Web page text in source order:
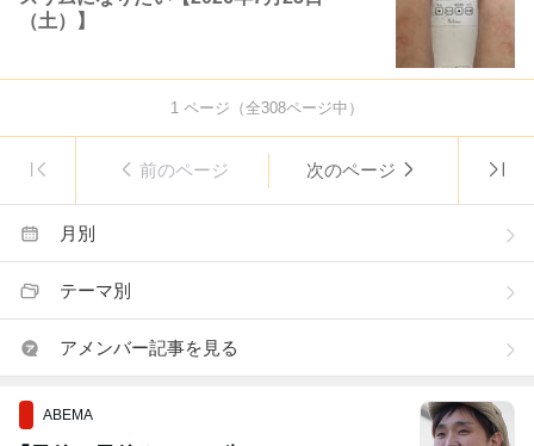
（土）】
1 ページ（全308ページ中）
前のページ 次のページ
月別
テーマ別
アメンバー記事を見る
ABEMA